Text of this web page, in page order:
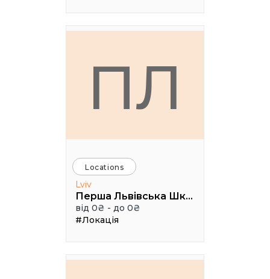
ПЛ
Locations
Lviv
Перша Львівська Школа ІТ Продаж
від 0₴ - до 0₴
#Локація